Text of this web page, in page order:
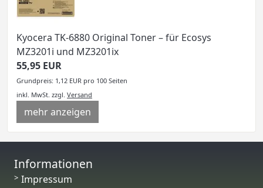
Kyocera TK-6880 Original Toner – für Ecosys
MZ3201i und MZ3201ix
55,95 EUR
Grundpreis: 1,12 EUR pro 100 Seiten
inkl. MwSt. zzgl. Versand
mehr anzeigen
Informationen
Impressum